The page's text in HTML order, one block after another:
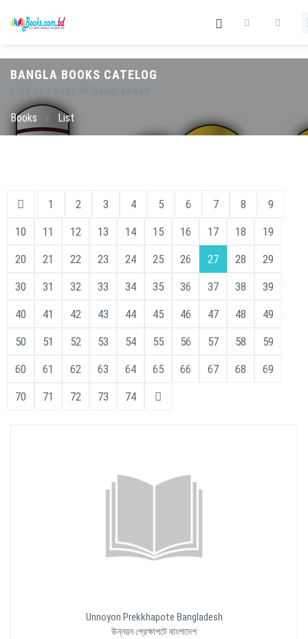
BANGLA BOOKS CATELOG
Books / List
1 2 3 4 5 6 7 8
9
10
11 12 13 14 15 16 17 18
19
20
21 22 23 24 25 26 27 28
29
30
31 32 33 34 35 36 37 38
39
40
41 42 43 44 45 46 47 48
49
50
51 52 53 54 55 56 57 58
59
60
61 62 63 64 65 66 67 68
69
70
71 72 73 74
Unnoyon Prekkhapote Bangladesh
উন্নয়ন প্রেক্ষাপটে বাংলাদেশ